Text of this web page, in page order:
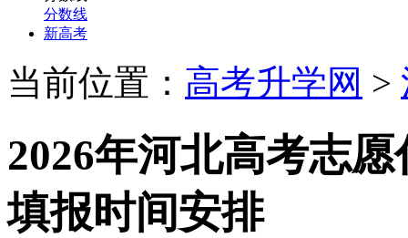
分数线
新高考
当前位置： 高考升学网 >
2026年河北高考志
填报时间安排